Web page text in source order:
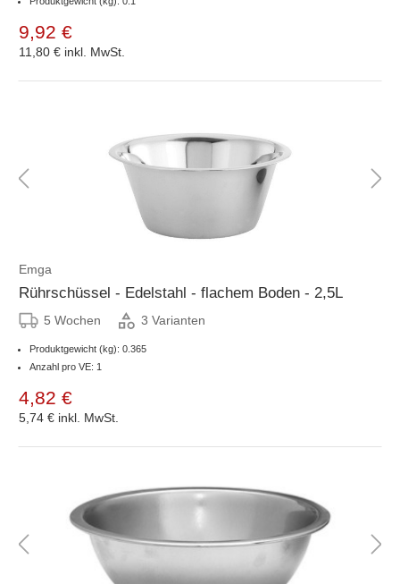
9,92 €
11,80 € inkl. MwSt.
Emga
Rührschüssel - Edelstahl - flachem Boden - 2,5L
5 Wochen 3 Varianten
Produktgewicht (kg): 0.365
Anzahl pro VE: 1
4,82 €
5,74 € inkl. MwSt.